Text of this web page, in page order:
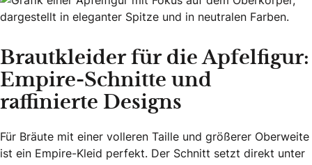
Brautkleider für die Apfelfigur:
Empire-Schnitte und
raffinierte Designs
Für Bräute mit einer volleren Taille und größerer Oberweite
ist ein Empire-Kleid perfekt. Der Schnitt setzt direkt unter